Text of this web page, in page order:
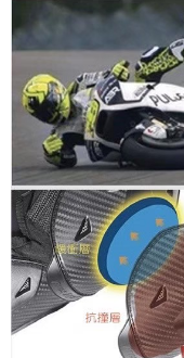
https://aftee.tw/terms/
３．未成年的使用者請事
「AFTEE先享後付」，若
４．使用「AFTEE先享後
時審查核予不同之上限額
請求用戶進行身份認證。
５．嚴禁一人註冊多個帳
恩沛科技股份有限公司將